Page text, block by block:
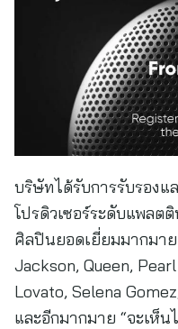
บริษัทได้รับการรับรองแ
โปรดิวเซอร์ระดับแพลต
ศิลปินยอดเยี่ยมมากมา
Jackson, Queen,
Lovato, Selena
และอีกมากมาย “จะเห็